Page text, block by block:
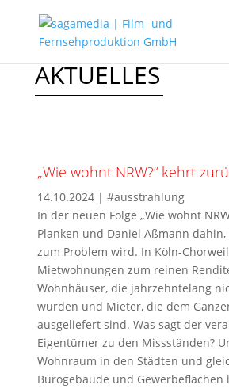
AKTUELLES
„Wie wohnt NRW?“ kehrt
14.10.2024 |#ausstrahlung
In der neuen Folge „Wie wohnt
Planken und Daniel Aßmann dahin,
zum Problem wird. In Köln-
Mietwohnungen zum reinen
Wohnhäuser, die jahrzehntelang
wurden und Mieter, die dem
ausgeliefert sind. Was sagt der
Eigentümer zu den Missständen?
Wohnraum in den Städten und
Bürogebäude und Gewerbeflächen